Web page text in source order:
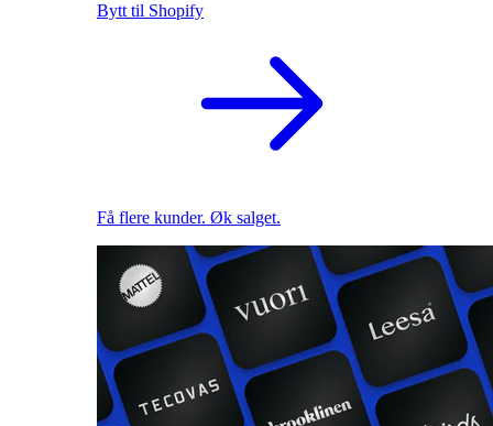
Bytt til Shopify
Få flere kunder. Øk salget.